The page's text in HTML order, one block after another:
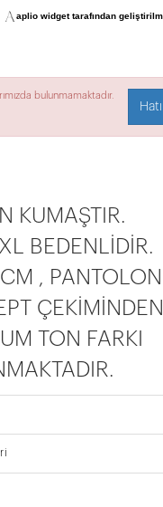
aplio widget tarafından
bulunmamaktadır.
KUMAŞTIR.
BEDENLİDİR.
,
ÇEKİMİNDEN
TON FARKI